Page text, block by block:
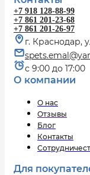
+7 918 128-88-99
+7 861 201-23-68
+7 861 201-26-97
г. Краснодар,
с 9:00 до 17:00
О компании
О нас
Отзывы
Блог
Контакты
Для